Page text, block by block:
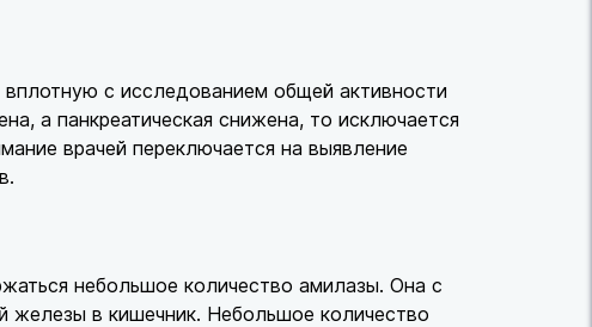
вплотную с исследованием общей активности
а панкреатическая снижена, то исключается
врачей переключается на выявление
небольшое количество амилазы. Она с
железы в кишечник. Небольшое количество